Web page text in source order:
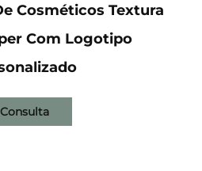
Cosméticos Textura
Com Logotipo
Consulta